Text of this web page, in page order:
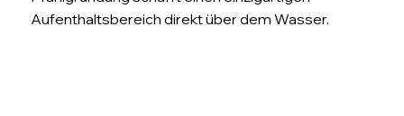
Aufenthaltsbereich direkt über dem Wasser.